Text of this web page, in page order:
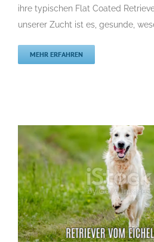
ihre typischen Flat Coated
unserer Zucht ist es, gesunde,
MEHR ERFAHREN